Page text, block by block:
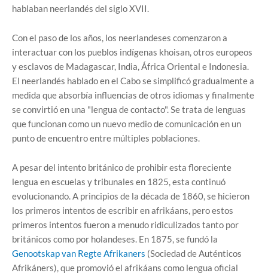
hablaban neerlandés del siglo XVII.
Con el paso de los años, los neerlandeses comenzaron a
interactuar con los pueblos indígenas khoisan, otros europeos
y esclavos de Madagascar, India, África Oriental e Indonesia.
El neerlandés hablado en el Cabo se simplificó gradualmente a
medida que absorbía influencias de otros idiomas y finalmente
se convirtió en una "lengua de contacto". Se trata de lenguas
que funcionan como un nuevo medio de comunicación en un
punto de encuentro entre múltiples poblaciones.
A pesar del intento británico de prohibir esta floreciente
lengua en escuelas y tribunales en 1825, esta continuó
evolucionando. A principios de la década de 1860, se hicieron
los primeros intentos de escribir en afrikáans, pero estos
primeros intentos fueron a menudo ridiculizados tanto por
británicos como por holandeses. En 1875, se fundó la
Genootskap van Regte Afrikaners (Sociedad de Auténticos
Afrikáners), que promovió el afrikáans como lengua oficial